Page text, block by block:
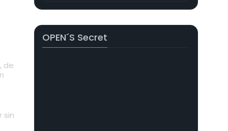
de
sin
OPEN´s Secret